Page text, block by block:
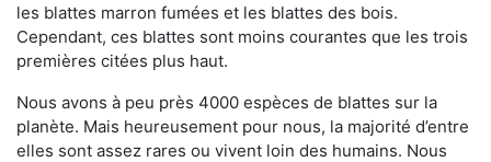
les blattes marron fumées et les blattes des bois.
Cependant, ces blattes sont moins courantes que les trois
premières citées plus haut.
Nous avons à peu près 4000 espèces de blattes sur la
planète. Mais heureusement pour nous, la majorité d’entre
elles sont assez rares ou vivent loin des humains. Nous